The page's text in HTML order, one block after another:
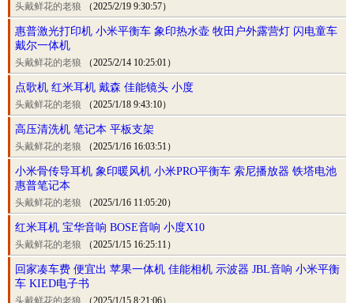
头戴鲜花的老狼 （2025/2/19 9:30:57）
惠普激光打印机 小米平衡车 象印热水壶 牧田户外露营灯 闪电童车
戴尔一体机
头戴鲜花的老狼 （2025/2/14 10:25:01）
点歌机 红米耳机 戴森 佳能镜头 小度
头戴鲜花的老狼 （2025/1/18 9:43:10）
高压清洗机 笔记本 平板支架
头戴鲜花的老狼 （2025/1/16 16:03:51）
小米骨传导耳机 象印暖风机 小米PRO平衡车 索尼播放器 铁塔电池
惠普笔记本
头戴鲜花的老狼 （2025/1/16 11:05:20）
红米耳机 宝华音响 BOSE音响 小度X10
头戴鲜花的老狼 （2025/1/15 16:25:11）
回家凑车费 便宜出 苹果一体机 佳能相机 示波器 JBL音响 小米平衡
车 KIED电子书
头戴鲜花的老狼 （2025/1/15 8:21:06）